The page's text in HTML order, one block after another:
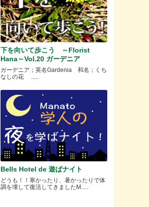
下を向いて歩こう ～Florist
Hana～Vol.20 ガーデニア
ガーデニア；英名Gardenia 和名；くち
なしの花 .....
Bells Hotel de 遊ばナイト
どうも！！寒かったり、暑かったりで体
調を壊して復活してきましたM.....